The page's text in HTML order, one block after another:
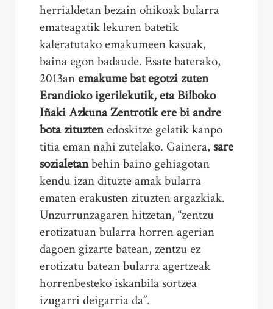
herrialdetan bezain ohikoak bularra
emateagatik lekuren batetik
kaleratutako emakumeen kasuak,
baina egon badaude. Esate baterako,
2013anemakume bat egotzi zuten
Erandioko igerilekutik, eta Bilboko
Iñaki Azkuna Zentrotik ere bi andre
bota zituztenedoskitze gelatik kanpo
titia eman nahi zutelako. Gainera, sare
sozialetanbehin baino gehiagotan
kendu izan dituzte amak bularra
ematen erakusten zituzten argazkiak.
Unzurrunzagaren hitzetan, “zentzu
erotizatuan bularra horren agerian
dagoen gizarte batean, zentzu ez
erotizatu batean bularra agertzeak
horrenbesteko iskanbila sortzea
izugarri deigarria da”.